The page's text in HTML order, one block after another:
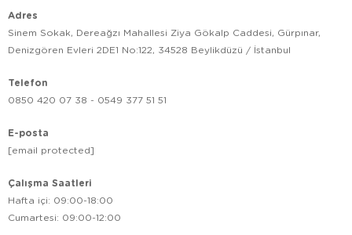
Adres
Sinem Sokak, Dereağzı Mahallesi Ziya Gökalp Caddesi, Gürpınar,
Denizgören Evleri 2DE1 No:122, 34528 Beylikdüzü / İstanbul
Telefon
0850 420 07 38 - 0549 377 51 51
E-posta
[email protected]
Çalışma Saatleri
Hafta içi: 09:00-18:00
Cumartesi: 09:00-12:00